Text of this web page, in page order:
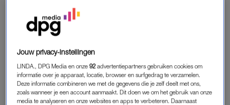
Filmmaker Jessica Villerius komt met een nieuwe
persoonlijke documentaire. Hierin volgt ze de 24-jarige
Jessica en Marvel nemen de kijker mee in de emotionele
achtbaan die de verandering van geslacht met zich
meebrengt.
Jouw privacy-instellingen
LINDA., DPG Media en onze92 advertentiepartners gebruiken cookies om
informatie over je apparaat, locatie, browser en surfgedrag te verzamelen.
Deze informatie combineren we met de gegevens die je zelf deelt met ons,
zoals wanneer je een account aanmaakt. Dit doen we om het gebruik van onze
media te analyseren en onze websites en apps te verbeteren. Daarnaast